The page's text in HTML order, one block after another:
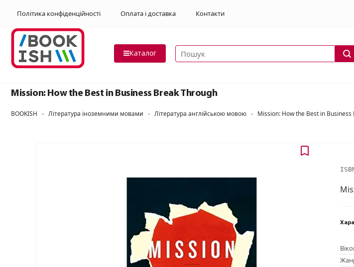
Політика конфіденційності Оплата і доставка Контакти
Каталог Пошук товарів
Mission: How the Best in Business Break Through
BOOKISH - Література іноземними мовами - Література англійською мовою - Mission: How the Best in